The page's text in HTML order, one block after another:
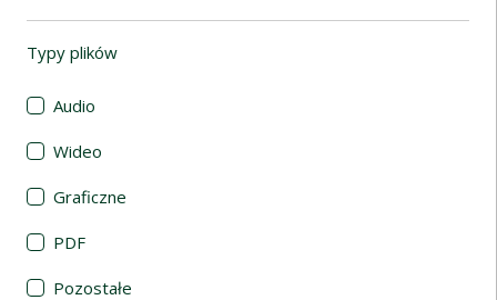
Typy plików
Audio
Wideo
Graficzne
PDF
Pozostałe